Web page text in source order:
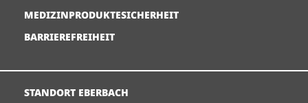
MEDIZINPRODUKTESICHERHEIT
BARRIEREFREIHEIT
STANDORT EBERBACH